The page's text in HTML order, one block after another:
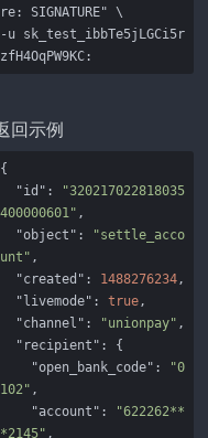
re: SIGNATURE" \
-u sk_test_ibbTe5jLGCi5r
zfH4OqPW9KC:
回示例
{
"id" :
"320217022818035
400000601" ,
"object" :
"settle_acco
unt" ,
"created" : 1488276234,
"livemode" : true,
"channel" : "unionpay" ,
"recipient" : {
"open_bank_code" :
"0
102" ,
"account" :
"622262**
*2145" ,